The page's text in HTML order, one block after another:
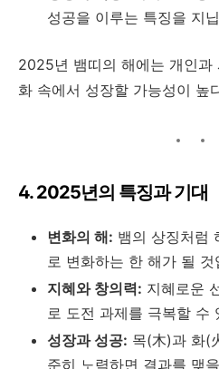
성공을 이루는 특징을 지
2025년 뱀띠의 해에는 개인과
화 속에서 성장할 가능성이 높
4. 2025년의 특징과 기대
변화의 해: 뱀의 상징처럼
로 변화하는 한 해가 될 것
지혜와 창의력: 지혜로운
로 도전 과제를 극복할 수
성장과 성공: 목(木)과 화(
준히 노력하면 결과를 맺